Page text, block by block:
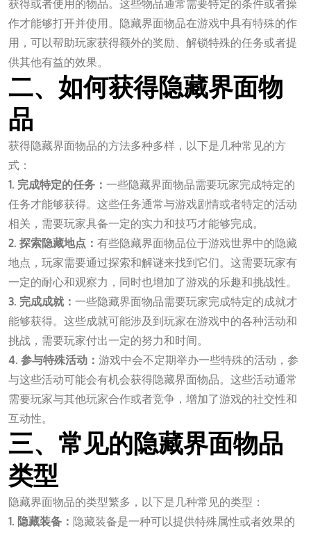
获得或者使用的物品。这些物品通常需要特定的条件或者操
作才能够打开并使用。隐藏界面物品在游戏中具有特殊的作
用，可以帮助玩家获得额外的奖励、解锁特殊的任务或者提
供其他有益的效果。
二、如何获得隐藏界面物
品
获得隐藏界面物品的方法多种多样，以下是几种常见的方
式：
1. 完成特定的任务： 一些隐藏界面物品需要玩家完成特定的
任务才能够获得。这些任务通常与游戏剧情或者特定的活动
相关，需要玩家具备一定的实力和技巧才能够完成。
2. 探索隐藏地点： 有些隐藏界面物品位于游戏世界中的隐藏
地点，玩家需要通过探索和解谜来找到它们。这需要玩家有
一定的耐心和观察力，同时也增加了游戏的乐趣和挑战性。
3. 完成成就： 一些隐藏界面物品需要玩家完成特定的成就才
能够获得。这些成就可能涉及到玩家在游戏中的各种活动和
挑战，需要玩家付出一定的努力和时间。
4. 参与特殊活动： 游戏中会不定期举办一些特殊的活动，参
与这些活动可能会有机会获得隐藏界面物品。这些活动通常
需要玩家与其他玩家合作或者竞争，增加了游戏的社交性和
互动性。
三、常见的隐藏界面物品
类型
隐藏界面物品的类型繁多，以下是几种常见的类型：
1. 隐藏装备： 隐藏装备是一种可以提供特殊属性或者效果的